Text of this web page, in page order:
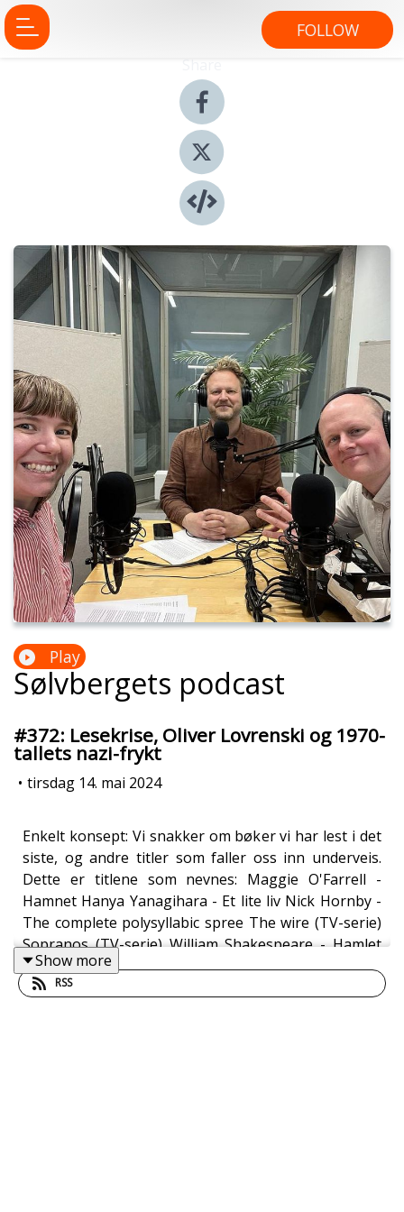
FOLLOW
Play
Sølvbergets podcast
#372: Lesekrise, Oliver Lovrenski og 1970-
tallets nazi-frykt
• tirsdag 14. mai 2024
Enkelt konsept: Vi snakker om bøker vi har lest i det
siste, og andre titler som faller oss inn underveis.
Dette er titlene som nevnes: Maggie O'Farrell -
Hamnet Hanya Yanagihara - Et lite liv Nick Hornby -
The complete polysyllabic spree The wire (TV-serie)
Sopranos (TV-serie) William Shakespeare - Hamlet
Lauren Groff - Matrix Haruki Murakami - Noveller
Being John Malkovich (film) Haruki Murakami -
Show more
RSS